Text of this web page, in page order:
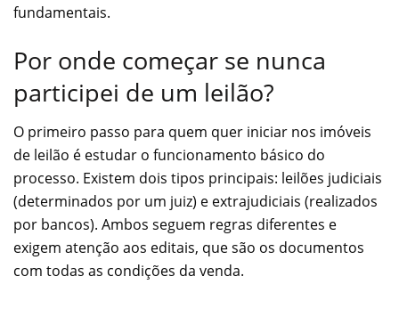
fundamentais.
Por onde começar se nunca
participei de um leilão?
O primeiro passo para quem quer iniciar nos imóveis
de leilão é estudar o funcionamento básico do
processo. Existem dois tipos principais: leilões judiciais
(determinados por um juiz) e extrajudiciais (realizados
por bancos). Ambos seguem regras diferentes e
exigem atenção aos editais, que são os documentos
com todas as condições da venda.